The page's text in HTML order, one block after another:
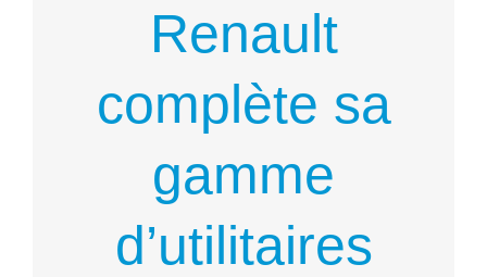
Renault
complète sa
gamme
d’utilitaires